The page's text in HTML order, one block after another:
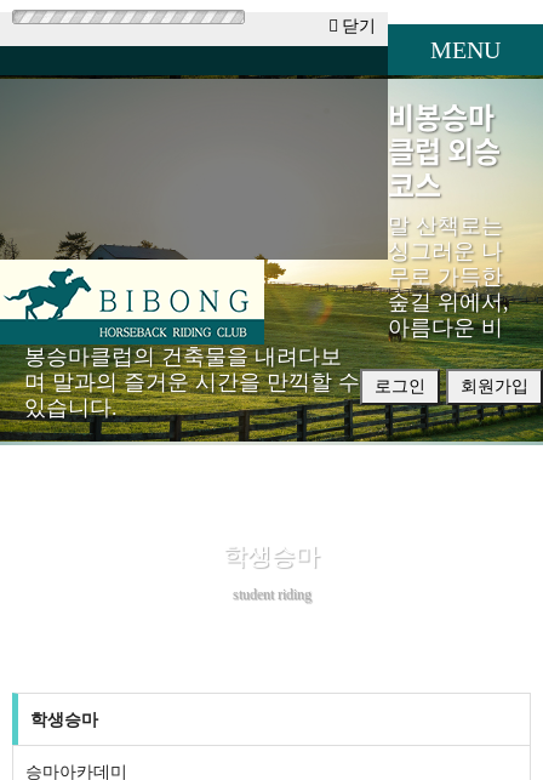
닫기
로그인 회원가입
MENU
비봉승마
클럽 외승
코스
말 산책로는
싱그러운 나
무로 가득한
숲길 위에서,
아름다운 비
봉승마클럽의 건축물을 내려다보
며 말과의 즐거운 시간을 만끽할 수
있습니다.
학생승마
student riding
학생승마
승마아카데미